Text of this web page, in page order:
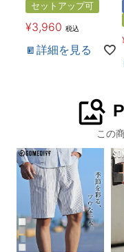
セットアップ可
¥3,960 税込
詳細を見る
image_search
この